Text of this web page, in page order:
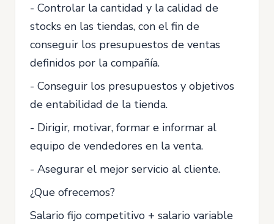
- Controlar la cantidad y la calidad de
stocks en las tiendas, con el fin de
conseguir los presupuestos de ventas
definidos por la compañía.
- Conseguir los presupuestos y objetivos
de entabilidad de la tienda.
- Dirigir, motivar, formar e informar al
equipo de vendedores en la venta.
- Asegurar el mejor servicio al cliente.
¿Que ofrecemos?
Salario fijo competitivo + salario variable